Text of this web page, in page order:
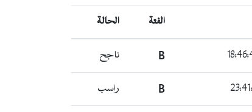
الفئة الحالة
B ناجح
B راسب